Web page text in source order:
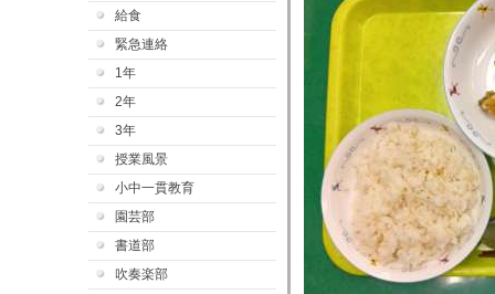
給食
緊急連絡
1年
2年
3年
授業風景
小中一貫教育
園芸部
書道部
吹奏楽部